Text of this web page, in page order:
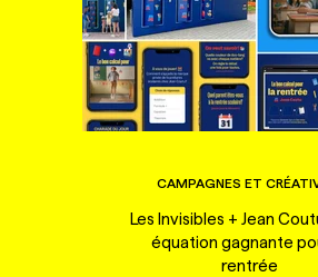
CAMPAGNES ET
Les Invisibles + Jean
équation gagnante
rentrée